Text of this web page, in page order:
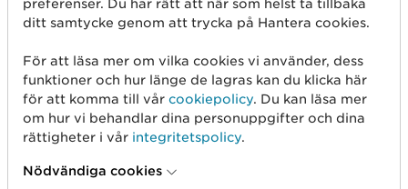
höjd.
preferenser. Du har rätt att när som helst ta tillbaka
ditt samtycke genom att trycka på Hantera cookies.
För att läsa mer om vilka cookies vi använder, dess
funktioner och hur länge de lagras kan du klicka här
för att komma till vår cookiepolicy. Du kan läsa mer
om hur vi behandlar dina personuppgifter och dina
rättigheter i vår integritetspolicy.
Nödvändiga cookies